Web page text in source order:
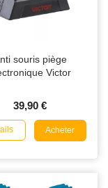
souris piège
Victor
39,90 €
Acheter